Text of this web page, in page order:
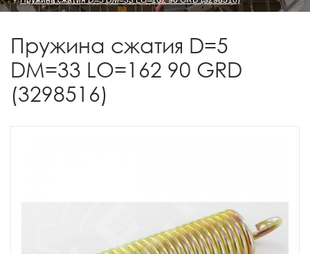
Пружина сжатия D=5
DM=33 LO=162 90 GRD
(3298516)